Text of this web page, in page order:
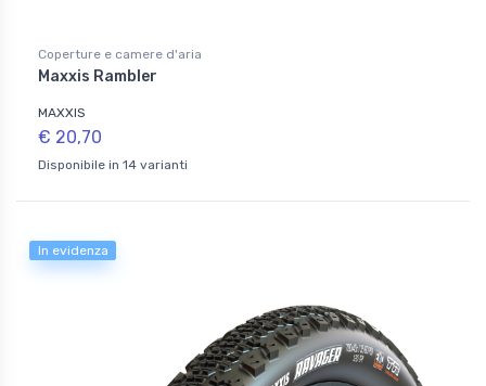
Coperture e camere d'aria
Maxxis Rambler
MAXXIS
€ 20,70
Disponibile in 14 varianti
In evidenza